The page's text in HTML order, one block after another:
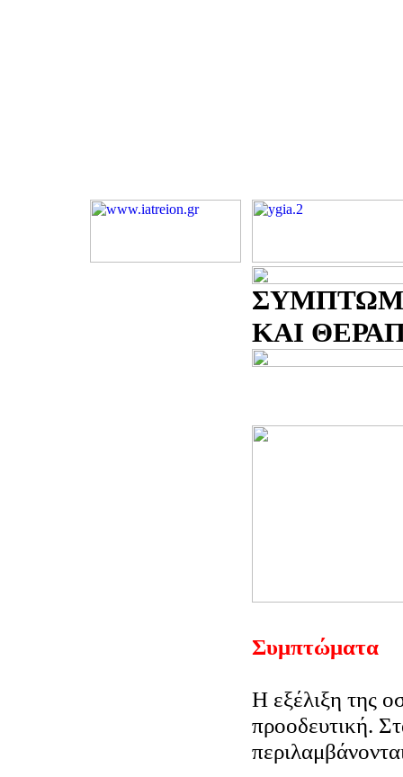
ΚΑΙ
Συμπτώματα
Η εξέλιξη της
προοδευτική.